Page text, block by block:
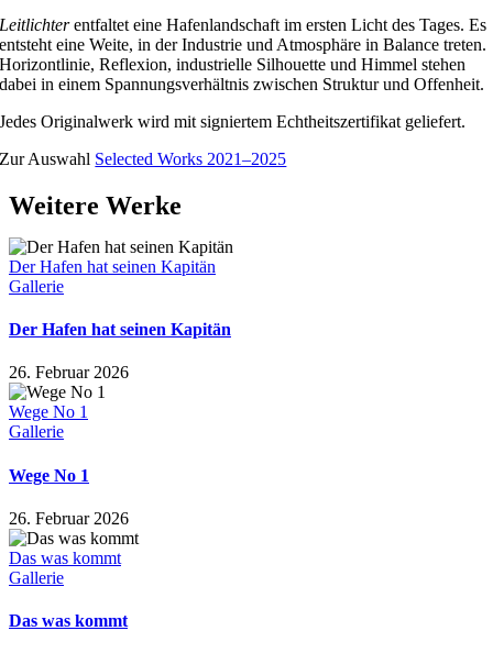
Leitlichterentfaltet eine Hafenlandschaft im ersten Licht des Tages. Es
entsteht eine Weite, in der Industrie und Atmosphäre in Balance treten.
Horizontlinie, Reflexion, industrielle Silhouette und Himmel stehen
dabei in einem Spannungsverhältnis zwischen Struktur und Offenheit.
Jedes Originalwerk wird mit signiertem Echtheitszertifikat geliefert.
Zur Auswahl Selected Works 2021–2025
Weitere Werke
Der Hafen hat seinen Kapitän
Gallerie
Der Hafen hat seinen Kapitän
26. Februar 2026
Wege No 1
Gallerie
Wege No 1
26. Februar 2026
Das was kommt
Gallerie
Das was kommt